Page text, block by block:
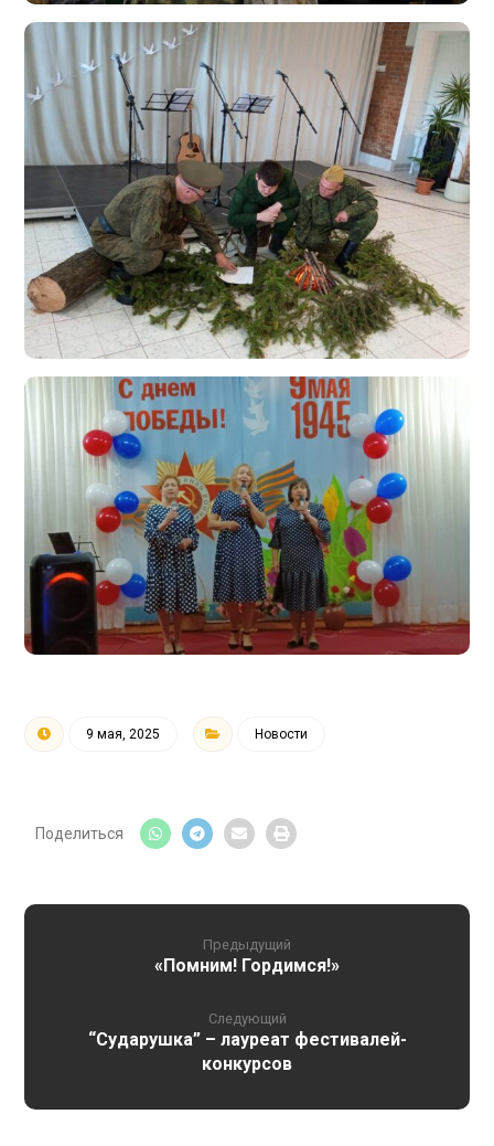
9 мая, 2025 Новости
Предыдущий
«Помним! Гордимся!»
Следующий
“Сударушка” – лауреат фестивалей-
конкурсов